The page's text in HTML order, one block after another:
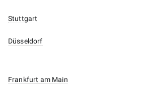
Stuttgart
Düsseldorf
Frankfurt am Main